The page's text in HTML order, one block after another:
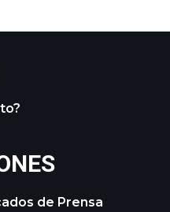
de Prensa